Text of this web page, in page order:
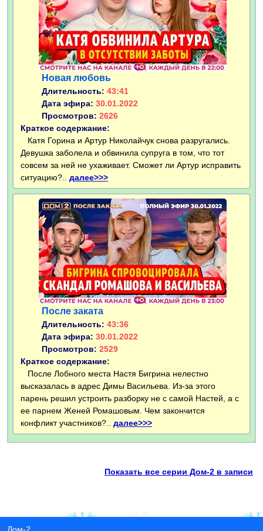
Новая любовь
Длительность: 43:41
Дата эфира: 30.01.2022
Просмотров: 2626
Краткое содержание:
Катя Горина и Артур Николайчук снова разругались.
Девушка заболела и обвинила супруга в том, что тот
совсем за ней не ухаживает. Сможет ли Артур исправить
ситуацию?.. далее>>>
После заката
Длительность: 43:36
Дата эфира: 30.01.2022
Просмотров: 2529
Краткое содержание:
После Лобного места Настя Бигрина нелестно
высказалась в адрес Димы Васильева. Из-за этого
парень решил устроить разборку не с самой Настей, а с
ее парнем Женей Ромашовым. Чем закончится
конфликт участников?.. далее>>>
Показать все серии Дом-2 в записи